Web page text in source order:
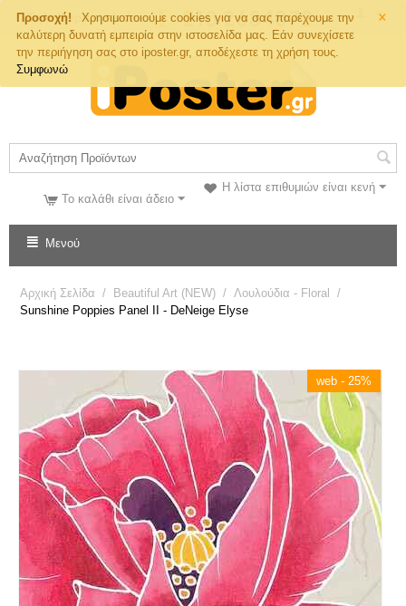
×
Προσοχή!
Χρησιμοποιούμε cookies για να σας παρέχουμε την
καλύτερη δυνατή εμπειρία στην ιστοσελίδα μας. Εάν συνεχίσετε
την περιήγηση σας στο iposter.gr, αποδέχεστε τη χρήση τους.
Συμφωνώ
Τηλ. Παραγγελιών
Η λίστα επιθυμιών είναι κενή
Το καλάθι είναι άδειο
Μενού
Αρχική Σελίδα / Beautiful Art (NEW) / Λουλούδια - Floral
/
Sunshine Poppies Panel II - DeNeige Elyse
web - 25%